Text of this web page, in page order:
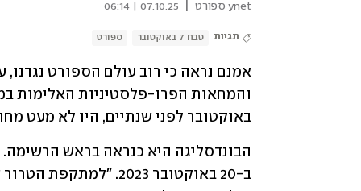
ynet ספורט 07.10.25 | 06:14
תגיות טבח 7 באוקטובר ספורט
באוקטובר לפני שנתיים, היו לא מעט